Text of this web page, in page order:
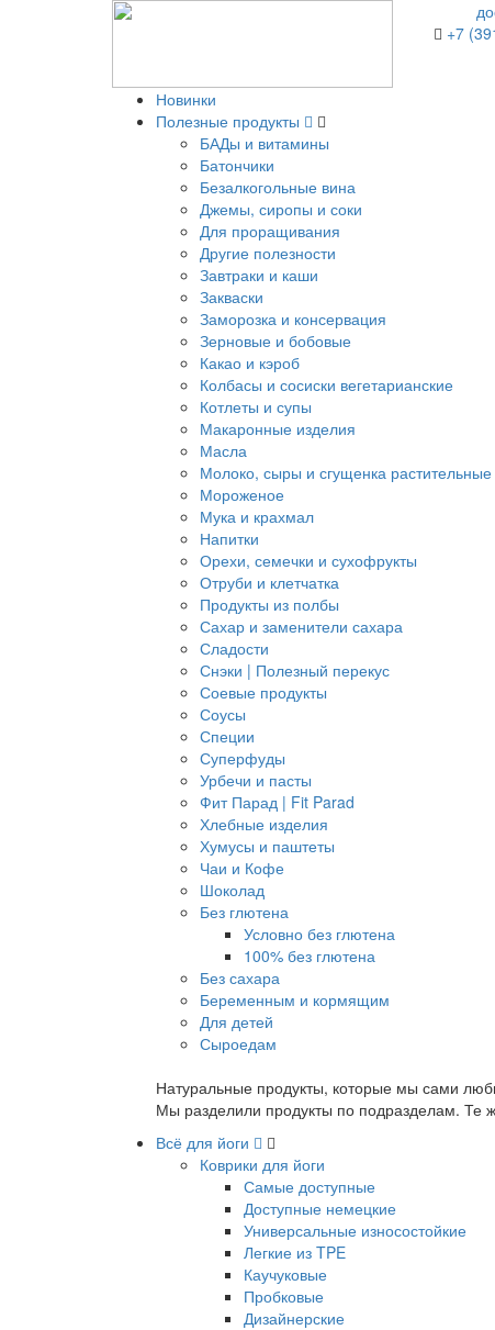
+7
Новинки
Полезные продукты
БАДы и витамины
Батончики
Безалкогольные вина
Джемы, сиропы и соки
Для проращивания
Другие полезности
Завтраки и каши
Закваски
Заморозка и консервация
Зерновые и бобовые
Какао и кэроб
Колбасы и сосиски вегетарианские
Котлеты и супы
Макаронные изделия
Масла
Молоко, сыры и сгущенка растительные
Мороженое
Мука и крахмал
Напитки
Орехи, семечки и сухофрукты
Отруби и клетчатка
Продукты из полбы
Сахар и заменители сахара
Сладости
Снэки | Полезный перекус
Соевые продукты
Соусы
Специи
Суперфуды
Урбечи и пасты
Фит Парад | Fit Parad
Хлебные изделия
Хумусы и паштеты
Чаи и Кофе
Шоколад
Без глютена
Условно без глютена
100% без глютена
Без сахара
Беременным и кормящим
Для детей
Сыроедам
Натуральные продукты, которые мы сами
Мы разделили продукты по подразделам. Те
Всё для йоги
Коврики для йоги
Самые доступные
Доступные немецкие
Универсальные износостойкие
Легкие из TPE
Каучуковые
Пробковые
Дизайнерские